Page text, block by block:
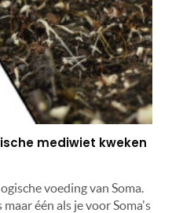
mediwiet kweken
voeding van Soma.
één als je voor Soma's